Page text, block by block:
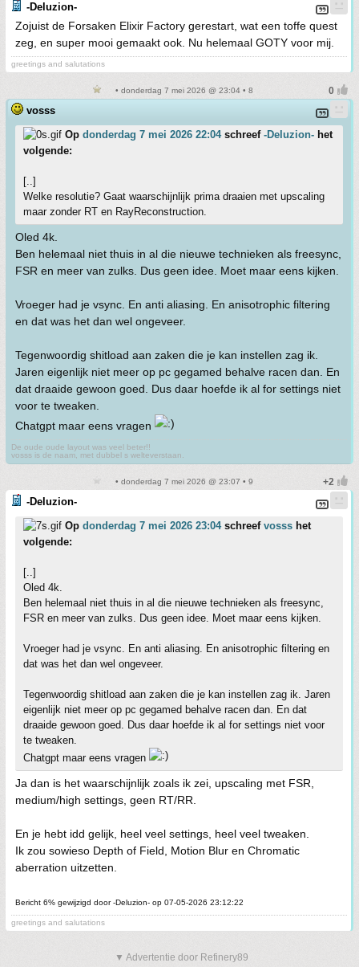
-Deluzion-
Zojuist de Forsaken Elixir Factory gerestart, wat een toffe quest
zeg, en super mooi gemaakt ook. Nu helemaal GOTY voor mij.
greetings and salutations
• donderdag 7 mei 2026 @ 23:04 • 8
vosss
Op donderdag 7 mei 2026 22:04schreef -Deluzion- het
volgende:
[..]
Welke resolutie? Gaat waarschijnlijk prima draaien met upscaling
maar zonder RT en RayReconstruction.
Oled 4k.
Ben helemaal niet thuis in al die nieuwe technieken als freesync,
FSR en meer van zulks. Dus geen idee. Moet maar eens kijken.
Vroeger had je vsync. En anti aliasing. En anisotrophic filtering
en dat was het dan wel ongeveer.
Tegenwoordig shitload aan zaken die je kan instellen zag ik.
Jaren eigenlijk niet meer op pc gegamed behalve racen dan. En
dat draaide gewoon goed. Dus daar hoefde ik al for settings niet
voor te tweaken.
Chatgpt maar eens vragen
De oude oude layout was veel beter!!
vosss is de naam, met dubbel s welteverstaan.
• donderdag 7 mei 2026 @ 23:07 • 9
-Deluzion-
Op donderdag 7 mei 2026 23:04schreef vosss het
volgende:
[..]
Oled 4k.
Ben helemaal niet thuis in al die nieuwe technieken als freesync,
FSR en meer van zulks. Dus geen idee. Moet maar eens kijken.
Vroeger had je vsync. En anti aliasing. En anisotrophic filtering en
dat was het dan wel ongeveer.
Tegenwoordig shitload aan zaken die je kan instellen zag ik. Jaren
eigenlijk niet meer op pc gegamed behalve racen dan. En dat
draaide gewoon goed. Dus daar hoefde ik al for settings niet voor
te tweaken.
Chatgpt maar eens vragen
Ja dan is het waarschijnlijk zoals ik zei, upscaling met FSR,
medium/high settings, geen RT/RR.
En je hebt idd gelijk, heel veel settings, heel veel tweaken.
Ik zou sowieso Depth of Field, Motion Blur en Chromatic
aberration uitzetten.
Bericht 6% gewijzigd door -Deluzion- op 07-05-2026 23:12:22
greetings and salutations
▼ Advertentie door Refinery89